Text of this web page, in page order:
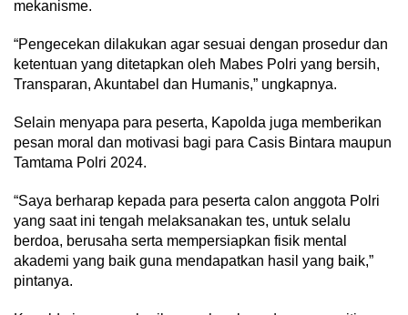
mekanisme.
“Pengecekan dilakukan agar sesuai dengan prosedur dan
ketentuan yang ditetapkan oleh Mabes Polri yang bersih,
Transparan, Akuntabel dan Humanis,” ungkapnya.
Selain menyapa para peserta, Kapolda juga memberikan
pesan moral dan motivasi bagi para Casis Bintara maupun
Tamtama Polri 2024.
“Saya berharap kepada para peserta calon anggota Polri
yang saat ini tengah melaksanakan tes, untuk selalu
berdoa, berusaha serta mempersiapkan fisik mental
akademi yang baik guna mendapatkan hasil yang baik,”
pintanya.